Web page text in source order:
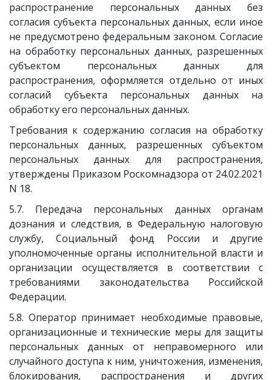
распространение персональных данных без
согласия субъекта персональных данных, если иное
не предусмотрено федеральным законом. Согласие
на обработку персональных данных, разрешенных
субъектом персональных данных для
распространения, оформляется отдельно от иных
согласий субъекта персональных данных на
обработку его персональных данных.
Требования к содержанию согласия на обработку
персональных данных, разрешенных субъектом
персональных данных для распространения,
утверждены Приказом Роскомнадзора от 24.02.2021
N 18.
5.7. Передача персональных данных органам
дознания и следствия, в Федеральную налоговую
службу, Социальный фонд России и другие
уполномоченные органы исполнительной власти и
организации осуществляется в соответствии с
требованиями законодательства Российской
Федерации.
5.8. Оператор принимает необходимые правовые,
организационные и технические меры для защиты
персональных данных от неправомерного или
случайного доступа к ним, уничтожения, изменения,
блокирования, распространения и других